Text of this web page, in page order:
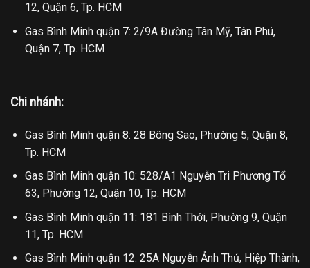
12, Quận 6, Tp. HCM
Gas Bình Minh quận 7: 2/9A Đường Tân Mỹ, Tân Phú,
Quận 7, Tp. HCM
Chi nhánh:
Gas Bình Minh quận 8: 28 Bông Sao, Phường 5, Quận 8,
Tp. HCM
Gas Bình Minh quận 10: 528/A1 Nguyễn Tri Phương Tổ
63, Phường 12, Quận 10, Tp. HCM
Gas Bình Minh quận 11: 181 Bình Thới, Phường 9, Quận
11, Tp. HCM
Gas Bình Minh quận 12: 25A Nguyễn Ảnh Thủ, Hiệp Thành,